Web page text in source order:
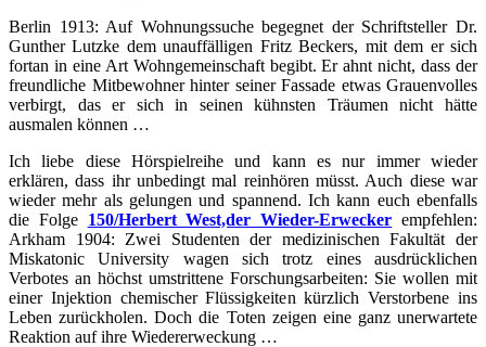
Berlin 1913: Auf Wohnungssuche begegnet der Schriftsteller Dr.
Gunther Lutzke dem unauffälligen Fritz Beckers, mit dem er sich
fortan in eine Art Wohngemeinschaft begibt. Er ahnt nicht, dass der
freundliche Mitbewohner hinter seiner Fassade etwas Grauenvolles
verbirgt, das er sich in seinen kühnsten Träumen nicht hätte
ausmalen können …
Ich liebe diese Hörspielreihe und kann es nur immer wieder
erklären, dass ihr unbedingt mal reinhören müsst. Auch diese war
wieder mehr als gelungen und spannend. Ich kann euch ebenfalls
die Folge 150/Herbert West,der Wieder-Erwecker empfehlen:
Arkham 1904: Zwei Studenten der medizinischen Fakultät der
Miskatonic University wagen sich trotz eines ausdrücklichen
Verbotes an höchst umstrittene Forschungsarbeiten: Sie wollen mit
einer Injektion chemischer Flüssigkeiten kürzlich Verstorbene ins
Leben zurückholen. Doch die Toten zeigen eine ganz unerwartete
Reaktion auf ihre Wiedererweckung …